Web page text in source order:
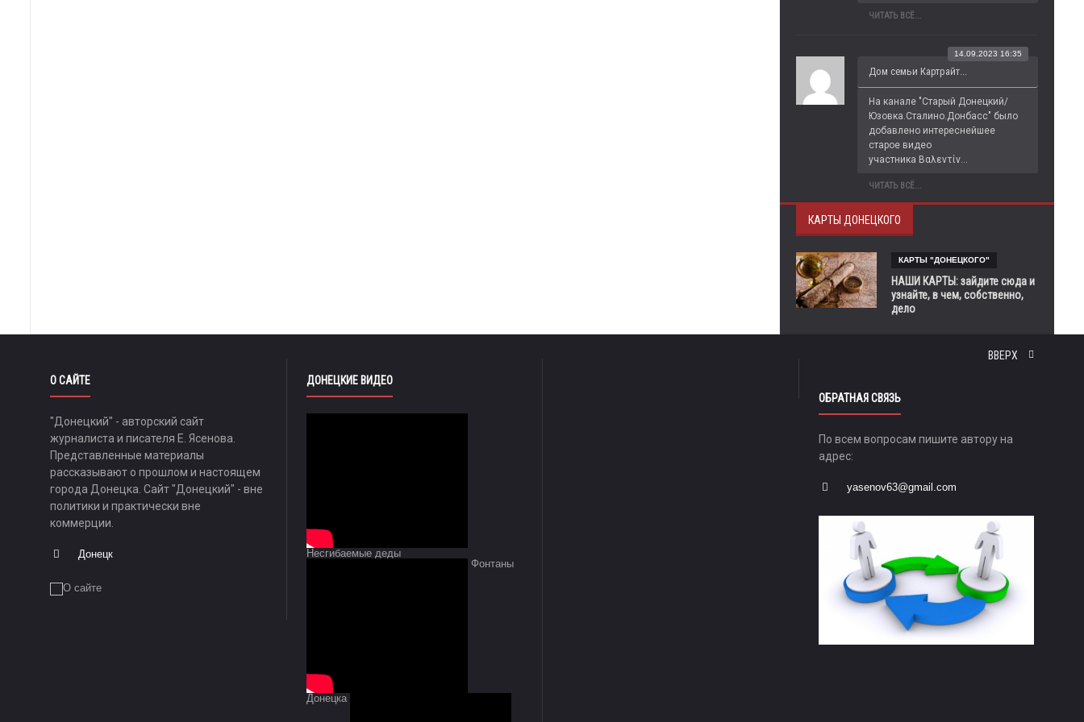
ЧИТАТЬ ВСЁ...
Дом семьи Картрайт...
14.09.2023 16:35
На канале "Старый Донецкий/
Юзовка.Сталино.Донбасс" было
добавлено интереснейшее
старое видео
участника Βαλεντίν...
ЧИТАТЬ ВСЁ...
КАРТЫ ДОНЕЦКОГО
КАРТЫ "ДОНЕЦКОГО"
НАШИ КАРТЫ: зайдите сюда и
узнайте, в чем, собственно,
дело
ВВЕРХ
О САЙТЕ
"Донецкий" - авторский сайт
журналиста и писателя Е. Ясенова.
Представленные материалы
рассказывают о прошлом и настоящем
города Донецка. Сайт "Донецкий" - вне
политики и практически вне
коммерции.
Донецк
ДОНЕЦКИЕ ВИДЕО
Несгибаемые деды
Фонтаны
Донецка
ОБРАТНАЯ СВЯЗЬ
По всем вопросам пишите автору на
адрес:
yasenov63@gmail.com